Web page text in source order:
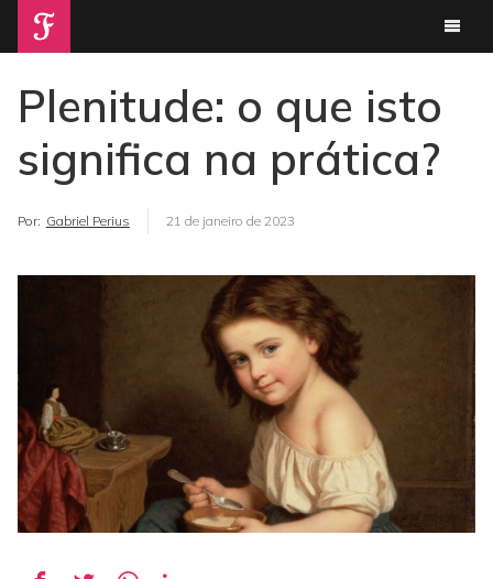
Plenitude: o que isto
significa na prática?
Por: Gabriel Perius 21 de janeiro de 2023